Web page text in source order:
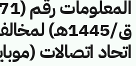
ق/1445هـ)
اتحاد اتصالات